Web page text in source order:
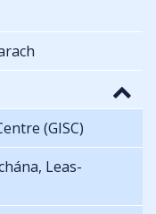
(GISC)
Leas-